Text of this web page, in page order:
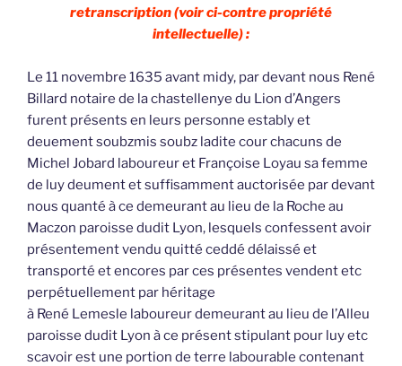
retranscription (voir ci-contre propriété
intellectuelle) :
Le 11 novembre 1635 avant midy, par devant nous René
Billard notaire de la chastellenye du Lion d’Angers
furent présents en leurs personne estably et
deuement soubzmis soubz ladite cour chacuns de
Michel Jobard laboureur et Françoise Loyau sa femme
de luy deument et suffisamment auctorisée par devant
nous quanté à ce demeurant au lieu de la Roche au
Maczon paroisse dudit Lyon, lesquels confessent avoir
présentement vendu quitté ceddé délaissé et
transporté et encores par ces présentes vendent etc
perpétuellement par héritage
à René Lemesle laboureur demeurant au lieu de l’Alleu
paroisse dudit Lyon à ce présent stipulant pour luy etc
scavoir est une portion de terre labourable contenant